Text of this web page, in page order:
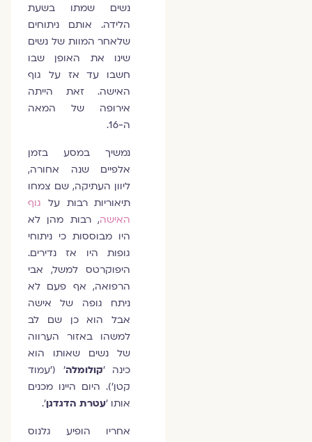
נשים שמתו בשעת
הלידה. אותם ניתוחים
שלאחר המוות של נשים
שינו את האופן שבו
חשבו עד אז על גוף
האישה. זאת הייתה
אירופה של המאה
ה-16.
נמשיך במסע בזמן
אלפיים שנה אחורה,
ליוון העתיקה, שם צמחו
תיאוריות רבות על גוף
האישה, רבות מהן לא
היו מבוססות כי ניתוחי
גופות היו אז נדירים.
היפוקרטס למשל, אבי
הרפואה, אף פעם לא
ניתח גופה של אישה
אבל הוא כן שם לב
למשהו באזור הערווה
של נשים שאותו הוא
כינה ' קולומלה' ('עמוד
קטן'). היום היינו מכנים
אותו 'עטרת הדגדגן'.
אחריו הופיע גלנוס